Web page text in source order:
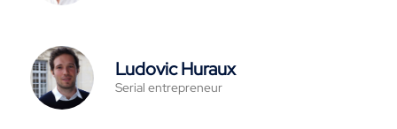
Ludovic Huraux
Serial entrepreneur